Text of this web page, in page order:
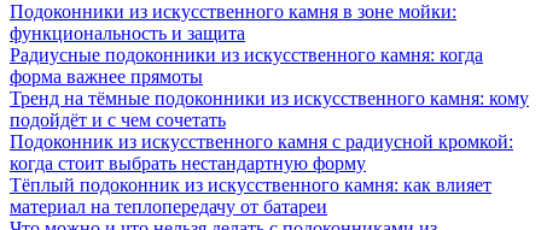
Подоконники из искусственного камня в зоне мойки:
функциональность и защита
Радиусные подоконники из искусственного камня: когда
форма важнее прямоты
Тренд на тёмные подоконники из искусственного камня: кому
подойдёт и с чем сочетать
Подоконник из искусственного камня с радиусной кромкой:
когда стоит выбрать нестандартную форму
Тёплый подоконник из искусственного камня: как влияет
материал на теплопередачу от батареи